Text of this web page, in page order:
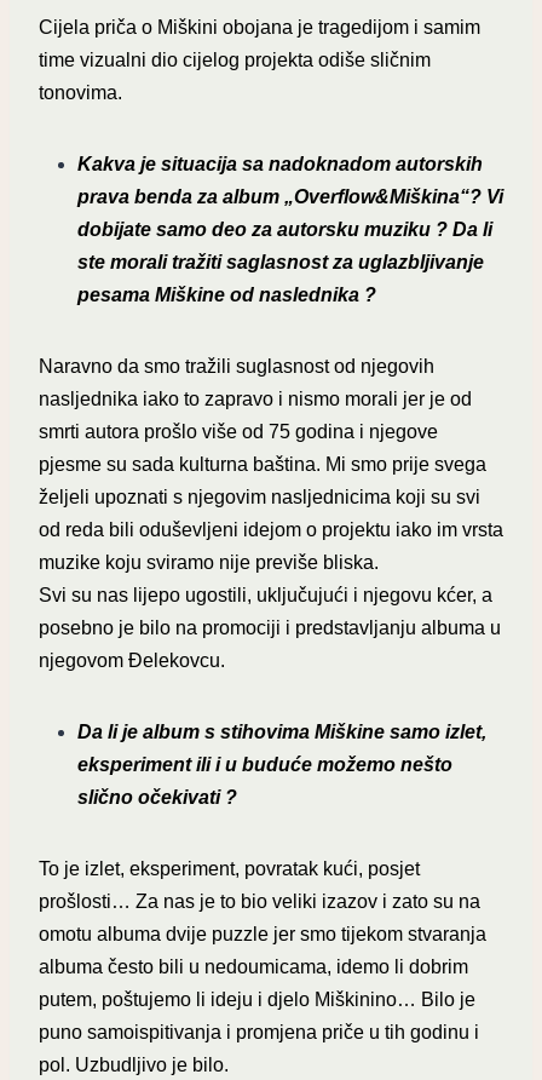
Cijela priča o Miškini obojana je tragedijom i samim
time vizualni dio cijelog projekta odiše sličnim
tonovima.
Kakva je situacija sa nadoknadom autorskih
prava benda za album „Overflow&Miškina“? Vi
dobijate samo deo za autorsku muziku ? Da li
ste morali tražiti saglasnost za uglazbljivanje
pesama Miškine od naslednika ?
Naravno da smo tražili suglasnost od njegovih
nasljednika iako to zapravo i nismo morali jer je od
smrti autora prošlo više od 75 godina i njegove
pjesme su sada kulturna baština. Mi smo prije svega
željeli upoznati s njegovim nasljednicima koji su svi
od reda bili oduševljeni idejom o projektu iako im vrsta
muzike koju sviramo nije previše bliska.
Svi su nas lijepo ugostili, uključujući i njegovu kćer, a
posebno je bilo na promociji i predstavljanju albuma u
njegovom Đelekovcu.
Da li je album s stihovima Miškine samo izlet,
eksperiment ili i u buduće možemo nešto
slično očekivati ?
To je izlet, eksperiment, povratak kući, posjet
prošlosti… Za nas je to bio veliki izazov i zato su na
omotu albuma dvije puzzle jer smo tijekom stvaranja
albuma često bili u nedoumicama, idemo li dobrim
putem, poštujemo li ideju i djelo Miškinino… Bilo je
puno samoispitivanja i promjena priče u tih godinu i
pol. Uzbudljivo je bilo.